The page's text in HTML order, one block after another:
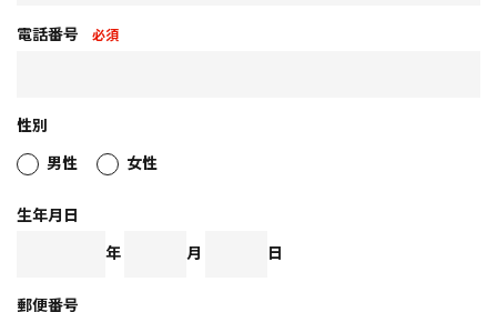
電話番号 必須
性別
男性
女性
生年月日
年
月 日
郵便番号